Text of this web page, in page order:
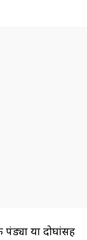
पंड्या या दोघांसह